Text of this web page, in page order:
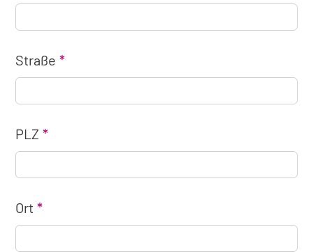
Straße
PLZ
Ort